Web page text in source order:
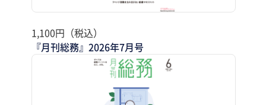
1,100円（税込）
『月刊総務』2026年7月号